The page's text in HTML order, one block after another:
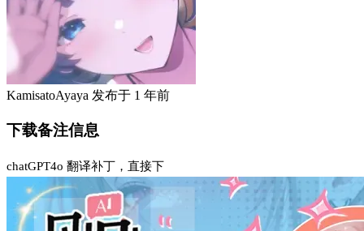
KamisatoAyaya 发布于 1 年前
下载备注信息
chatGPT4o 翻译补丁，直接下